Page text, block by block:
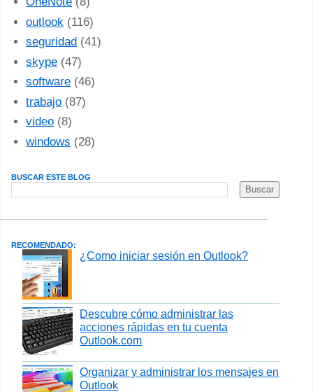
outlook (116)
seguridad (41)
skype (47)
software (46)
trabajo (87)
video (8)
windows (28)
BUSCAR ESTE BLOG
RECOMENDADO:
¿Como iniciar sesión en Outlook?
Descubre cómo administrar las
acciones rápidas en tu cuenta
Outlook.com
Organizar y administrar los mensajes en
Outlook